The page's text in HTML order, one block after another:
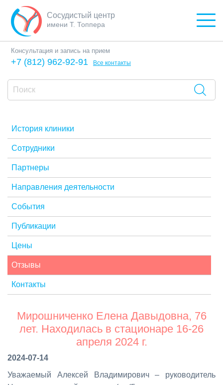
Сосудистый центр
имени Т. Топпера
Консультация и запись на прием
+7 (812) 962-92-91 Все контакты
История клиники
Сотрудники
Партнеры
Направления деятельности
События
Публикации
Цены
Отзывы
Контакты
Мирошниченко Елена Давыдовна, 76
лет. Находилась в стационаре 16-26
апреля 2024 г.
2024-07-14
Ува­жа­е­мый Алек­сей Вла­ди­ми­ро­вич – ру­ко­во­ди­тель